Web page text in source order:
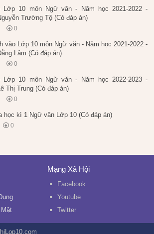
10 môn Ngữ văn - Năm học 2021-2022 -
Trường Tộ (Có đáp án)
0
vào Lớp 10 môn Ngữ văn - Năm học 2021-2022 -
Lâm (Có đáp án)
0
10 môn Ngữ văn - Năm học 2022-2023 -
Thị Trung (Có đáp án)
0
học kì 1 Ngữ văn Lớp 10 (Có đáp án)
0
Mạng Xã Hội
Facebook
Youtube
Twitter